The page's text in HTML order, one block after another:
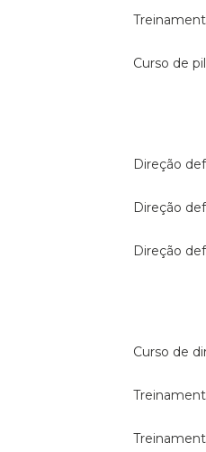
curso de
direção
direção
direção
curso de